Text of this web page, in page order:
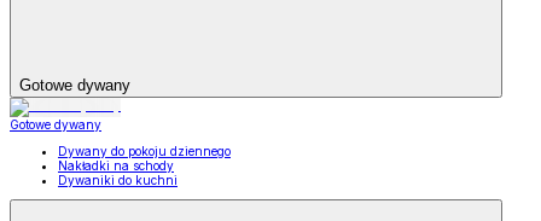
Gotowe dywany
Gotowe dywany
Dywany do pokoju dziennego
Nakładki na schody
Dywaniki do kuchni